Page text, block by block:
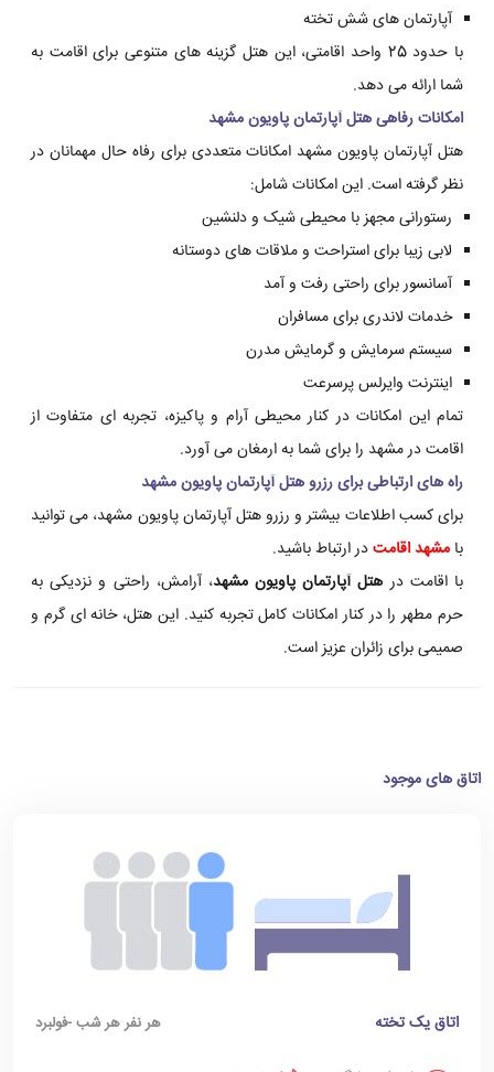
آپارتمان های شش تخته
با حدود 25 واحد اقامتی، این هتل گزینه های متنوعی برای اقامت به
شما ارائه می دهد.
امکانات رفاهی هتل آپارتمان پاویون مشهد
هتل آپارتمان پاویون مشهد امکانات متعددی برای رفاه حال مهمانان در
نظر گرفته است. این امکانات شامل:
رستورانی مجهز با محیطی شیک و دلنشین
لابی زیبا برای استراحت و ملاقات های دوستانه
آسانسور برای راحتی رفت و آمد
خدمات لاندری برای مسافران
سیستم سرمایش و گرمایش مدرن
اینترنت وایرلس پرسرعت
تمام این امکانات در کنار محیطی آرام و پاکیزه، تجربه ای متفاوت از
اقامت در مشهد را برای شما به ارمغان می آورد.
راه های ارتباطی برای رزرو هتل آپارتمان پاویون مشهد
برای کسب اطلاعات بیشتر و رزرو هتل آپارتمان پاویون مشهد، می توانید
با مشهد اقامتدر ارتباط باشید.
با اقامت در هتل آپارتمان پاویون مشهد، آرامش، راحتی و نزدیکی به
حرم مطهر را در کنار امکانات کامل تجربه کنید. این هتل، خانه ای گرم و
صمیمی برای زائران عزیز است.
اتاق های موجود
اتاق یک تخته هر نفر هر شب -فولبرد